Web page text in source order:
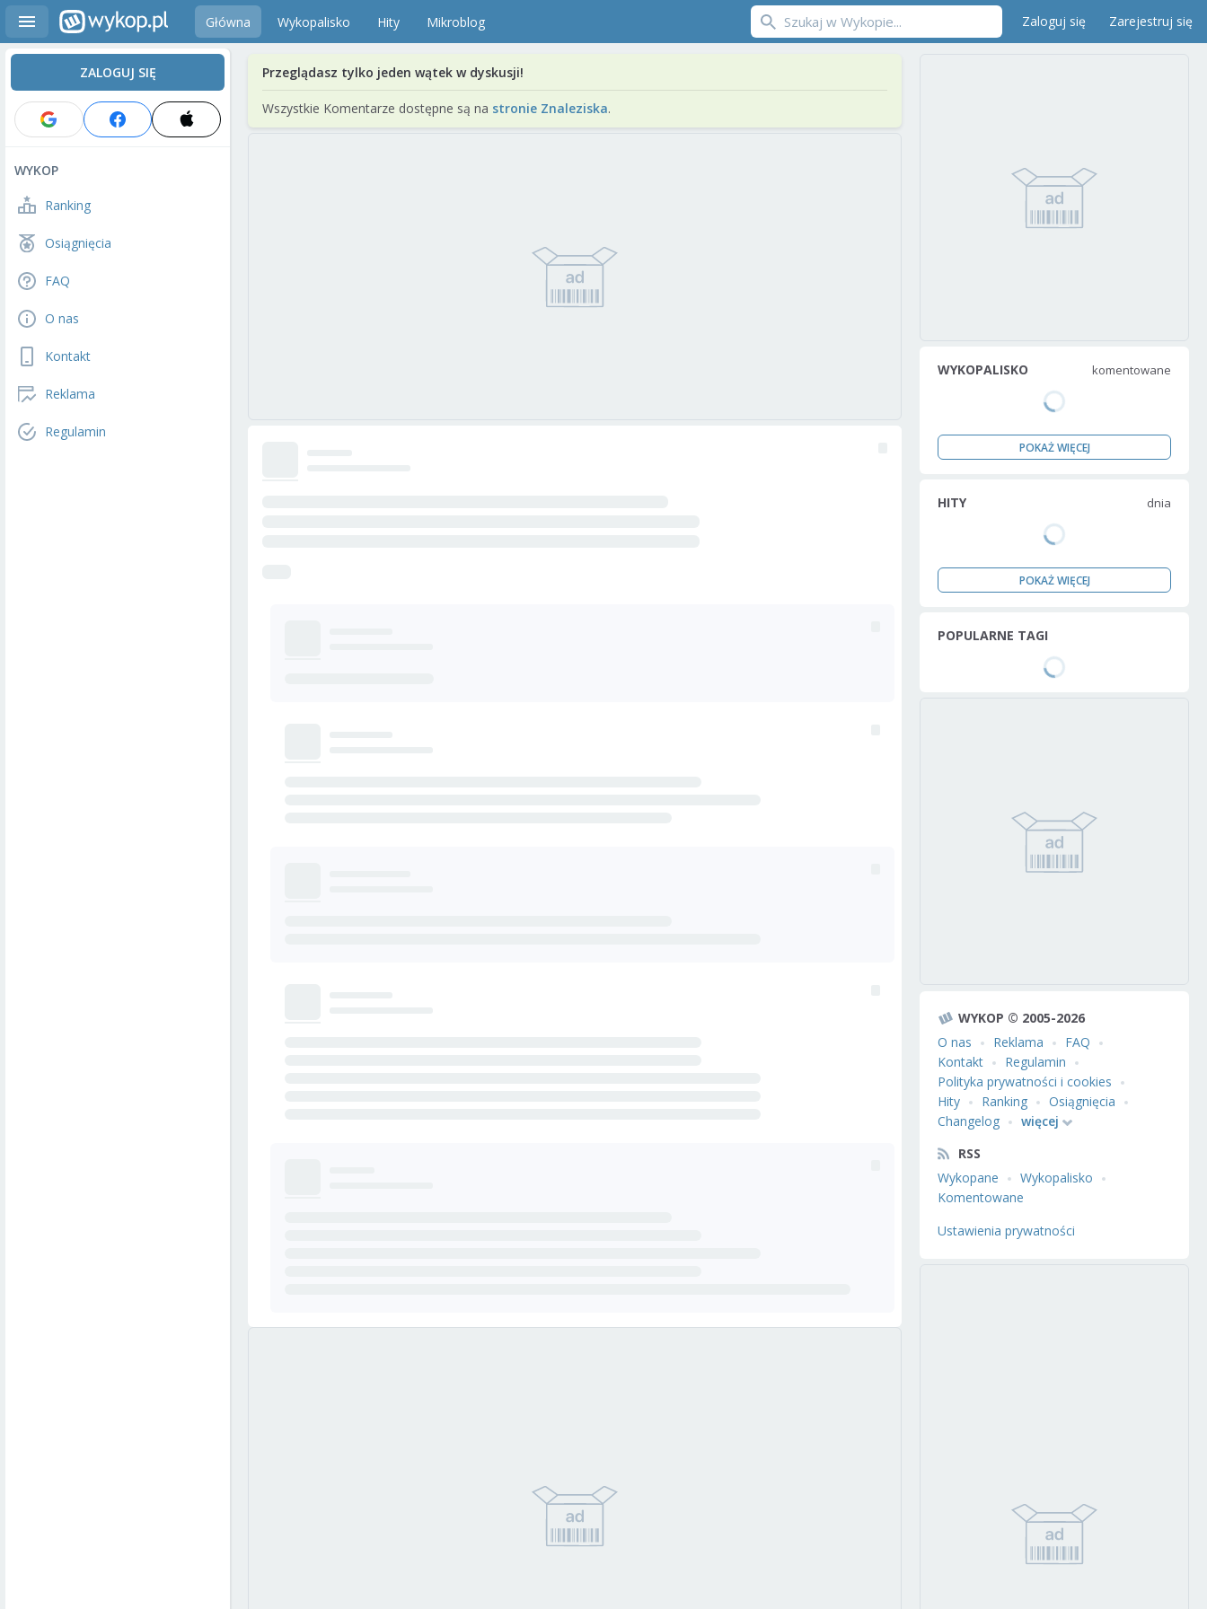
Główna Wykopalisko Hity Mikroblog Zaloguj się Zarejestruj się
ZALOGUJ SIĘ
WYKOP
Ranking
Osiągnięcia
FAQ
O nas
Kontakt
Reklama
Regulamin
Przeglądasz tylko jeden wątek w dyskusji!
Wszystkie Komentarze dostępne są na stronie Znaleziska.
WYKOPALISKO komentowane
POKAŻ WIĘCEJ
HITY dnia
POKAŻ WIĘCEJ
POPULARNE TAGI
WYKOP © 2005-2026
O nas
Reklama
FAQ
Kontakt
Regulamin
Polityka prywatności i cookies
Hity
Ranking
Osiągnięcia
Changelog
więcej
RSS
Wykopane
Wykopalisko
Komentowane
Ustawienia prywatności